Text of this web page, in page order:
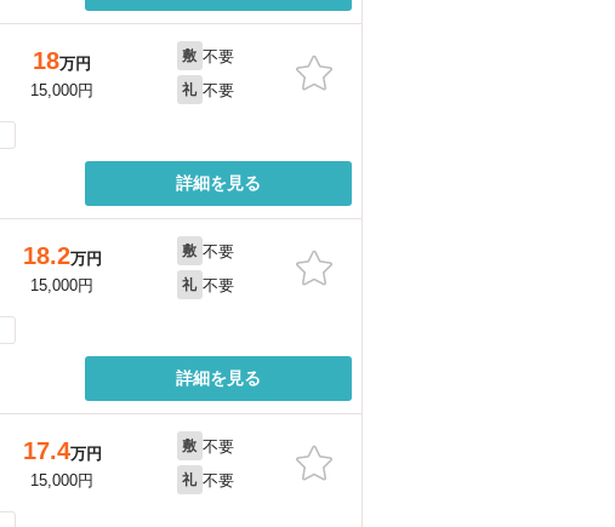
18万円
15,000円
敷 不要
礼 不要
詳細を見る
18.2万円
15,000円
敷 不要
礼 不要
詳細を見る
17.4万円
15,000円
敷 不要
礼 不要